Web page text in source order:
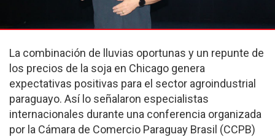
La combinación de lluvias oportunas y un repunte de
los precios de la soja en Chicago genera
expectativas positivas para el sector agroindustrial
paraguayo. Así lo señalaron especialistas
internacionales durante una conferencia organizada
por la Cámara de Comercio Paraguay Brasil (CCPB)